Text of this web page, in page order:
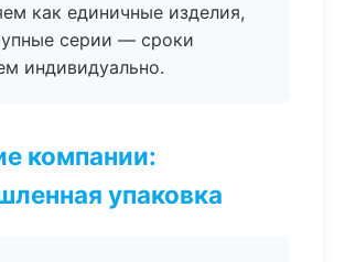
как единичные изделия,
серии — сроки
индивидуально.
компании:
упаковка